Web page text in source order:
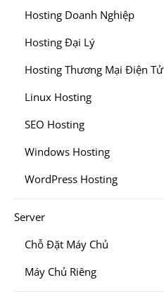
Hosting Doanh Nghiệp
Hosting Đại Lý
Hosting Thương Mại Điện Tử
Linux Hosting
SEO Hosting
Windows Hosting
WordPress Hosting
Server
Chỗ Đặt Máy Chủ
Máy Chủ Riêng